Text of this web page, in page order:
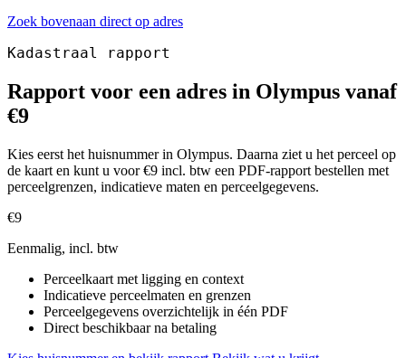
Zoek bovenaan direct op adres
Kadastraal rapport
Rapport voor een adres in Olympus vanaf
€9
Kies eerst het huisnummer in Olympus. Daarna ziet u het perceel op
de kaart en kunt u voor €9 incl. btw een PDF-rapport bestellen met
perceelgrenzen, indicatieve maten en perceelgegevens.
€9
Eenmalig, incl. btw
Perceelkaart met ligging en context
Indicatieve perceelmaten en grenzen
Perceelgegevens overzichtelijk in één PDF
Direct beschikbaar na betaling